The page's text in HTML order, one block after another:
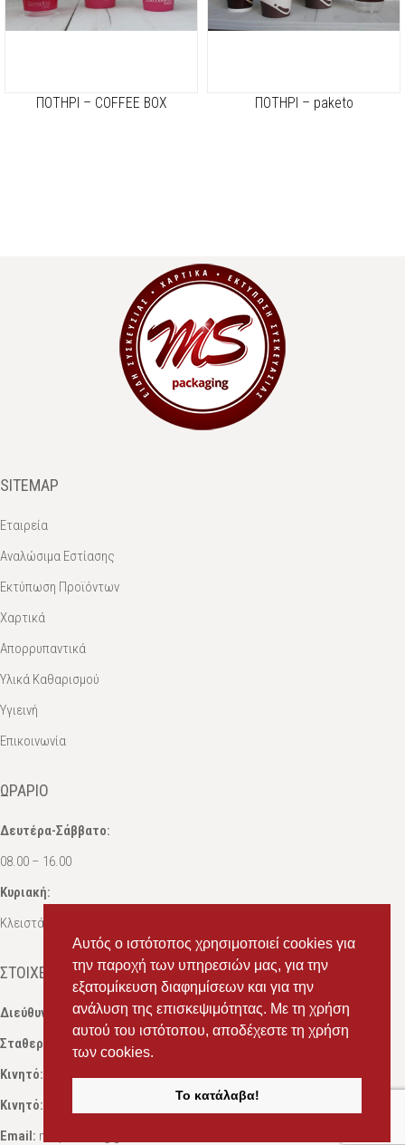
Αυτός ο ιστότοπος χρησιμοποιεί cookies για
την παροχή των υπηρεσιών μας, για την
εξατομίκευση διαφημίσεων και για την
ανάλυση της επισκεψιμότητας. Με τη χρήση
αυτού του ιστότοπου, αποδέχεστε τη χρήση
των cookies.
Το κατάλαβα!
ΠΟΤΗΡΙ – COFFEE BOX ΠΟΤΗΡΙ – paketo
SITEMAP
Εταιρεία
Αναλώσιμα Εστίασης
Εκτύπωση Προϊόντων
Χαρτικά
Απορρυπαντικά
Υλικά Καθαρισμού
Υγιεινή
Επικοινωνία
ΩΡΆΡΙΟ
Δευτέρα-Σάββατο:
08.00 – 16.00
Κυριακή:
Κλειστά
ΣΤΟΙΧΕΊΑ ΕΠΙΚΟΙΝΩΝΊΑΣ
Διεύθυνση:
Ευδόξου 7, Πάτρα, Τ.Κ. 263 31
Σταθερό:
Κινητό:
Κινητό:
, Σαλπόγλου Στέφανος
Email: ms.packst1@gmail.com